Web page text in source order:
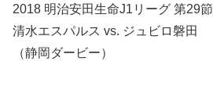
2018 明治安田生命J1リーグ 第29節
清水エスパルス vs. ジュビロ磐田
（静岡ダービー）